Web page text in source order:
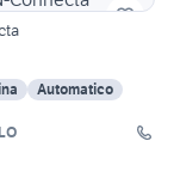
Automatico